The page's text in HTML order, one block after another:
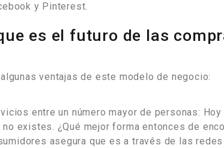
y Pinterest.
es el futuro de las
ventajas de este modelo de negocio:
entre un número mayor de personas:
existes. ¿Qué mejor forma entonces de
asegura que es a través de las